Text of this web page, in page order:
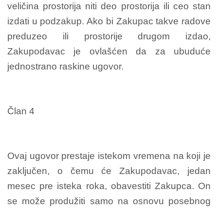
veličina prostorija niti deo prostorija ili ceo stan
izdati u podzakup. Ako bi Zakupac takve radove
preduzeo ili prostorije drugom izdao,
Zakupodavac je ovlašćen da za ubuduće
jednostrano raskine ugovor.
Član 4
Ovaj ugovor prestaje istekom vremena na koji je
zaključen, o čemu će Zakupodavac, jedan
mesec pre isteka roka, obavestiti Zakupca. On
se može produžiti samo na osnovu posebnog